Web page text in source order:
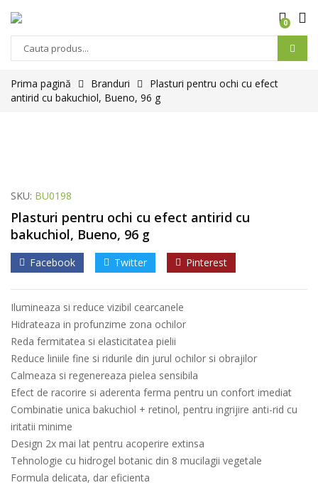
0
Prima pagină Branduri
Plasturi pentru ochi cu efect
antirid cu bakuchiol, Bueno, 96 g
SKU: BU0198
Plasturi pentru ochi cu efect antirid cu
bakuchiol, Bueno, 96 g
Facebook Twitter Pinterest
Ilumineaza si reduce vizibil cearcanele
Hidrateaza in profunzime zona ochilor
Reda fermitatea si elasticitatea pielii
Reduce liniile fine si ridurile din jurul ochilor si obrajilor
Calmeaza si regenereaza pielea sensibila
Efect de racorire si aderenta ferma pentru un confort imediat
Combinatie unica bakuchiol + retinol, pentru ingrijire anti-rid cu
iritatii minime
Design 2x mai lat pentru acoperire extinsa
Tehnologie cu hidrogel botanic din 8 mucilagii vegetale
Formula delicata, dar eficienta